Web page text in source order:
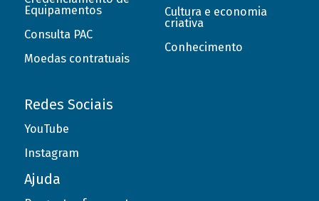
Equipamentos
Consulta PAC
Moedas contratuais
Cultura e economia
criativa
Conhecimento
Redes Sociais
YouTube
Instagram
Ajuda